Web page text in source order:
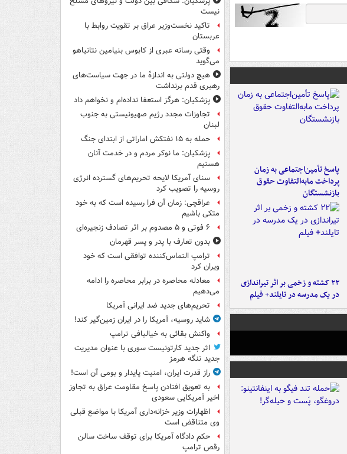
پاسخ تأمین‌اجتماعی به زمان
پرداخت مابه‌التفاوت حقوق
بازنشستگان
۲۲ کشته و زخمی بر اثر تیراندازی
در یک مدرسه در تایلند+ فیلم
نیست
تاکید نخست‌وزیر عراق بر تقویت روابط با
عربستان
وقتی رسانه عبری از کابوس بنیامین نتانیاهو
می‌گوید
هیچ دولتی به اندازۀ ما در جهت سیاست‌های
رهبری قدم برنداشت
پزشکیان: هرگز استعفا نداده‌ام و نخواهم داد
تجاوزات مجدد رژیم صهیونیستی به جنوب
لبنان
حمله به ۱۵ نفتکش‌ اماراتی از ابتدای جنگ
پزشکیان: ما نوکر مردم و در خدمت آنان
هستیم
سنای آمریکا لایحه تحریم‌های گسترده انرژی
روسیه را تصویب کرد
عراقچی: زمان آن فرا رسیده است که به خود
متکی باشیم
۶ فوتی و ۵ مصدوم بر اثر تصادف زنجیره‌ای
بدون تعارف با پدر و پسر قهرمان
ترامپ التماس‌کننده توافقی است که خود
ویران کرد
معادله محاصره در برابر محاصره را ادامه
می‌دهیم
تحریم‌های جدید ضد ایرانی آمریکا
شاید روسیه، آمریکا را در ایران زمین‌گیر کند!
واکنش بقائی به خیالبافی ترامپ
اثر جدید کارتونیست سوری با عنوان مدیریت
جدید تنگه هرمز
راز قدرت ایران، امنیت پایدار و بومی آن است!
به تعویق افتادن پاسخ مقاومت عراق به تجاوز
اخیر آمریکایی سعودی
اظهارات وزیر خزانه‌داری آمریکا با مواضع قبلی
وی متناقض است
حکم دادگاه آمریکا برای توقف ساخت سالن
رقص ترامپ